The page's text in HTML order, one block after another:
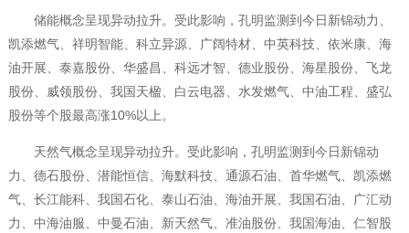
储能概念呈现异动拉升。受此影响，孔明监测到今日新锦动力、
凯添燃气、祥明智能、科立异源、广阔特材、中英科技、依米康、海
油开展、泰嘉股份、华盛昌、科远才智、德业股份、海星股份、飞龙
股份、威领股份、我国天楹、白云电器、水发燃气、中油工程、盛弘
股份等个股最高涨10%以上。
天然气概念呈现异动拉升。受此影响，孔明监测到今日新锦动
力、德石股份、潜能恒信、海默科技、通源石油、首华燃气、凯添燃
气、长江能科、我国石化、泰山石油、海油开展、我国石油、广汇动
力、中海油服、中曼石油、新天然气、准油股份、我国海油、仁智股